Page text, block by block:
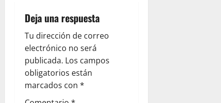
Deja una respuesta
Tu dirección de correo
electrónico no será
publicada. Los campos
obligatorios están
marcados con *